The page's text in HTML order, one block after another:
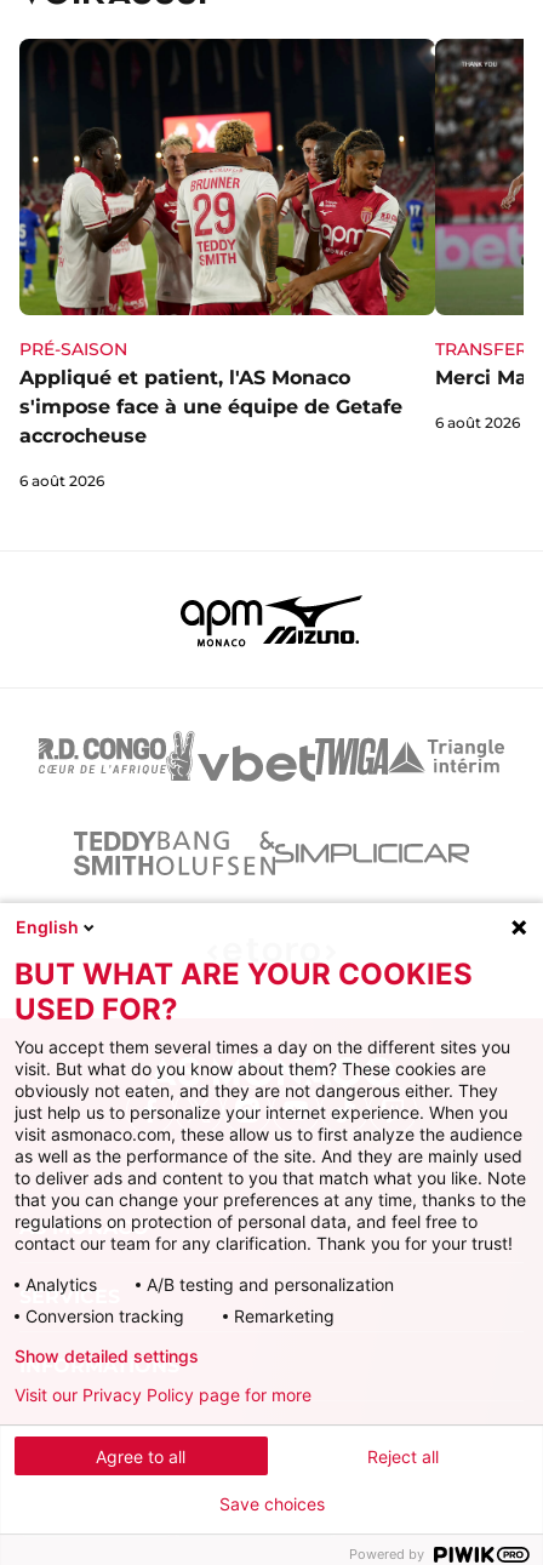
PRÉ-SAISON
Appliqué et patient, l'AS Monaco
s'impose face à une équipe de Getafe
accrocheuse
6 août 2026
Merci
6 août 2026
Facebook
X Instagram
YoutubeTikTokTwitch
AS MONACO
SERVICES
INFORMATIONS
Télécharger l'AS Monaco App
English
BUT WHAT ARE YOUR COOKIES
USED FOR?
You accept them several times a day on the different sites you
visit. But what do you know about them? These cookies are
obviously not eaten, and they are not dangerous either. They
just help us to personalize your internet experience. When you
visit asmonaco.com, these allow us to first analyze the audience
as well as the performance of the site. And they are mainly used
to deliver ads and content to you that match what you like. Note
that you can change your preferences at any time, thanks to the
regulations on protection of personal data, and feel free to
contact our team for any clarification. Thank you for your trust!
Analytics
A/B testing and personalization
Conversion tracking
Remarketing
Agree to all Reject all
Show detailed settings
Visit our Privacy Policy page for more
Save choices
Powered by